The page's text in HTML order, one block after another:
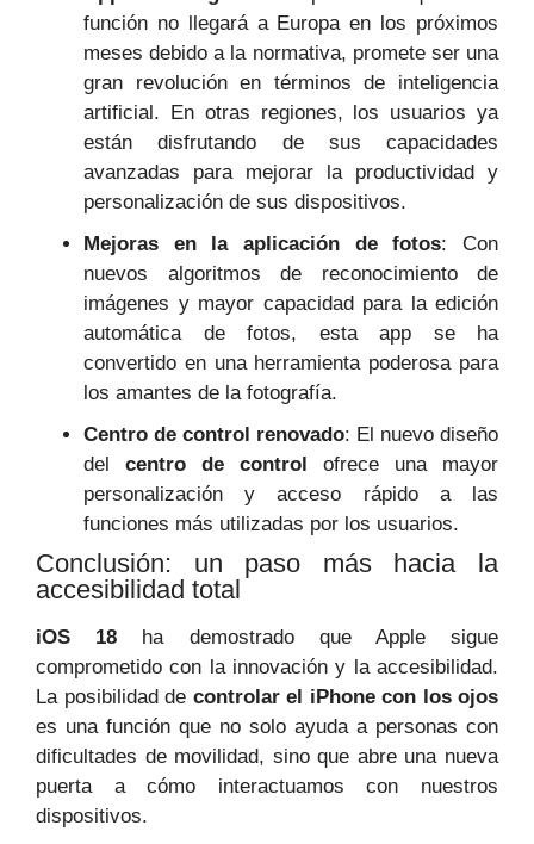
función no llegará a Europa en los próximos
meses debido a la normativa, promete ser una
gran revolución en términos de inteligencia
artificial. En otras regiones, los usuarios ya
están disfrutando de sus capacidades
avanzadas para mejorar la productividad y
personalización de sus dispositivos.
Mejoras en la aplicación de fotos: Con
nuevos algoritmos de reconocimiento de
imágenes y mayor capacidad para la edición
automática de fotos, esta app se ha
convertido en una herramienta poderosa para
los amantes de la fotografía.
Centro de control renovado: El nuevo diseño
del centro de control
ofrece una mayor
personalización y acceso rápido a las
funciones más utilizadas por los usuarios.
Conclusión: un paso más hacia la
accesibilidad total
iOS 18 ha demostrado que Apple sigue
comprometido con la innovación y la accesibilidad.
La posibilidad de controlar el iPhone con los ojos
es una función que no solo ayuda a personas con
dificultades de movilidad, sino que abre una nueva
puerta a cómo interactuamos con nuestros
dispositivos.